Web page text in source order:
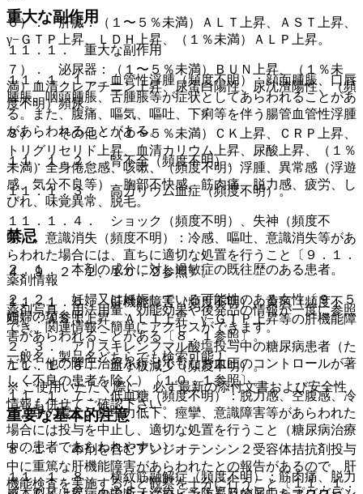
６）． 肝臓：（１〜５％未満）ＡＬＴ上昇、ＡＳＴ上昇、
γ−ＧＴＰ上昇、ＬＤＨ上昇、（１％未満）ＡＬＰ上昇。
７）． 泌尿器：（１〜５％未満）ＢＵＮ上昇、（１％未
満）血清クレアチニン上昇、尿蛋白陽性、尿沈渣陽性、（頻
度不明）頻尿。
８）． その他：（１〜５％未満）ＣＫ上昇、ＣＲＰ上昇、
トリグリセリド上昇、血清カリウム上昇、尿酸上昇、（１％
未満）全身倦怠感、咳嗽、（頻度不明）浮腫、異常感（浮遊
感、気分不良等）、胸部不快感、筋肉痛、脱力感、疲労、し
びれ、味覚異常、脱毛。
禁忌
２．１． 本剤の成分に対し過敏症の既往歴のある患者。
２．２． 妊婦又は妊娠している可能性のある女性〔９．５
妊婦の項参照〕。
２．３． アリスキレンフマル酸塩投与中の糖尿病患者（た
だし、他の降圧治療を行ってもなお血圧のコントロールが著
しく不良の患者を除く）〔１０．１参照〕。
重要な基本的注意
８．１． 本剤を含むアンジオテンシン２受容体拮抗剤投与
中に重篤な肝機能障害があらわれたとの報告があるので、肝
機能検査を実施するなど観察を十分に行うこと〔１１．１．
重大な副作用
１１．１． 重大な副作用
１１．１．１． 血管性浮腫（頻度不明）：顔面腫脹、口唇
腫脹、咽頭腫脹、舌腫脹等が症状としてあらわれることがあ
る。また、腹痛、嘔気、嘔吐、下痢等を伴う腸管血管性浮腫
があらわれることがある。
１１．１．２． 腎不全（頻度不明）。
１１．１．３． 高カリウム血症（頻度不明）。
１１．１．４． ショック（頻度不明）、失神（頻度不
明）、意識消失（頻度不明）：冷感、嘔吐、意識消失等があ
らわれた場合には、直ちに適切な処置を行うこと〔９．１．
４、９．２．２、１０．２参照〕。
１１．１．５． 肝機能障害（頻度不明）、黄疸（頻度不
明）：ＡＳＴ上昇、ＡＬＴ上昇、γ−ＧＴＰ上昇等の肝機能障
害があらわれることがある〔８．１参照〕。
１１．１．６． 血小板減少（頻度不明）。
１１．１．７． 低血糖（頻度不明）：脱力感、空腹感、冷
汗、手の震え、集中力低下、痙攣、意識障害等があらわれた
場合には投与を中止し、適切な処置を行うこと（糖尿病治療
中の患者であらわれやすい）。
１１．１．８． 横紋筋融解症（頻度不明）：筋肉痛、脱力
薬剤情報
薬剤写真、用法用量、効能効果や後発品の情報が一度に参照
でき、関連情報へ簡単にアクセスができます。
一般名、製品名どちらでも検索可能！
※ ご使用いただく際に、必ず最新の添付文書および安全性
情報も併せてご確認下さい。